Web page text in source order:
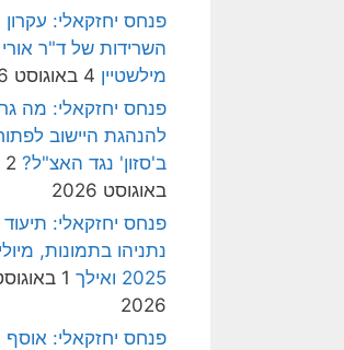
פנחס יחזקאלי: עקרון
השרידות של ד"ר אורי
מילשטיין 4 באוגוסט 2026
פנחס יחזקאלי: מה
להנהגת היישוב
ב'סזון' נגד האצ"ל? 2
באוגוסט 2026
פנחס יחזקאלי:
נתניהו בתמונות, מיולי
2025 ואילך
1
2026
פנחס יחזקאלי: